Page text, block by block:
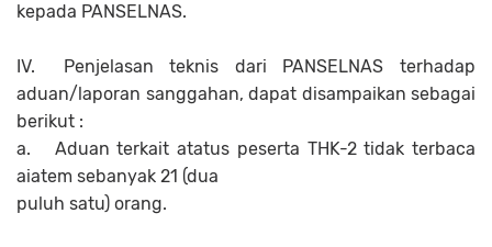
kepada PANSELNAS.
IV.
Penjelasan teknis dari PANSELNAS terhadap
aduan/laporan sanggahan, dapat disampaikan sebagai
berikut :
a.
Aduan terkait atatus peserta THK-2 tidak terbaca
aiatem sebanyak 21 (dua
puluh satu) orang.